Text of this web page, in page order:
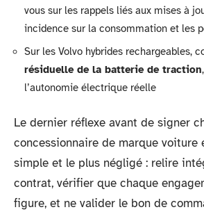
vous sur les rappels liés aux mises à
incidence sur la consommation et les
Sur les Volvo hybrides rechargeables,
résiduelle de la batterie de traction
l’autonomie électrique réelle
Le dernier réflexe avant de signer
concessionnaire de marque voiture
simple et le plus négligé : relire
contrat, vérifier que chaque
figure, et ne valider le bon de